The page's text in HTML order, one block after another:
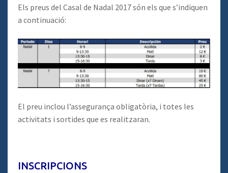
Els preus del Casal de Nadal 2017 són els que s’indiquen
a continuació:
El preu inclou l’assegurança obligatòria, i totes les
activitats i sortides que es realitzaran.
INSCRIPCIONS